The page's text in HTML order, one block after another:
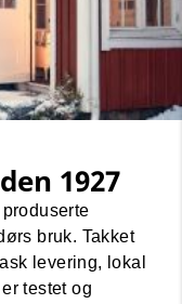
1927
bruk. Takket
levering, lokal
testet og